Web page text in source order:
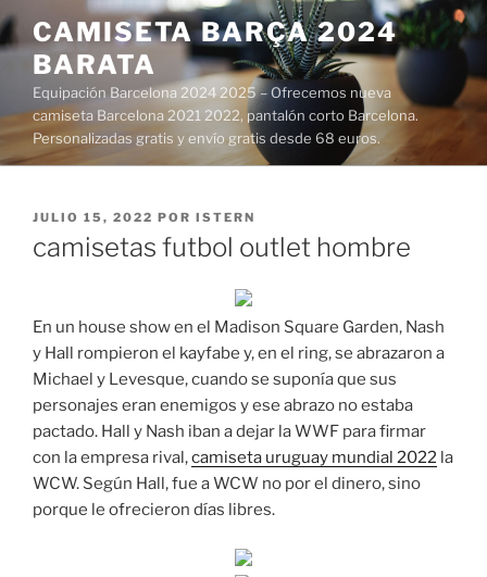
Saltar
al
contenido
CAMISETA BARÇA 2024
BARATA
Equipación Barcelona 2024 2025 – Ofrecemos nueva
camiseta Barcelona 2021 2022, pantalón corto Barcelona.
Personalizadas gratis y envío gratis desde 68 euros.
PUBLICADO
JULIO 15, 2022 POR ISTERN
camisetas futbol outlet hombre
En un house show en el Madison Square Garden, Nash
y Hall rompieron el kayfabe y, en el ring, se abrazaron a
Michael y Levesque, cuando se suponía que sus
personajes eran enemigos y ese abrazo no estaba
pactado. Hall y Nash iban a dejar la WWF para firmar
con la empresa rival,camiseta uruguay mundial 2022 la
WCW. Según Hall, fue a WCW no por el dinero, sino
porque le ofrecieron días libres.